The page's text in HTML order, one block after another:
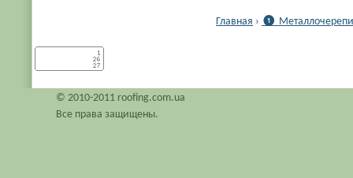
Главная › ❶
© 2010-2011 roofing.com.ua
Все права защищены.